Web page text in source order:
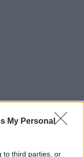
My Personal
to third parties, or